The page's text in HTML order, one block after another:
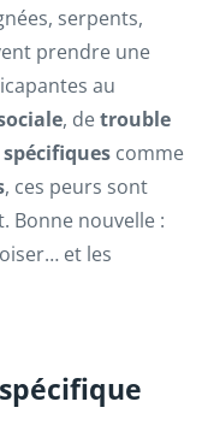
serpents,
prendre une
au
, detrouble
comme
, ces peurs sont
Bonne nouvelle :
et les